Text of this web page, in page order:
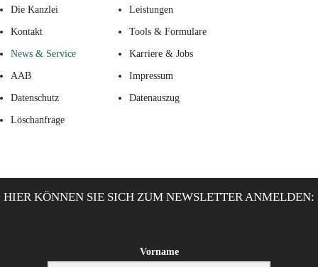
Die Kanzlei Leistungen
Kontakt Tools & Formulare
News & Service Karriere & Jobs
AAB Impressum
Datenschutz Datenauszug
Löschanfrage
HIER KÖNNEN SIE SICH ZUM NEWSLETTER ANMELDEN:
Vorname